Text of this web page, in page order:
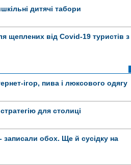
дитячі табори
щеплених від Covid-19 туристів з
ігор, пива і люксового одягу
для столиці
записали обох. Ще й сусідку на